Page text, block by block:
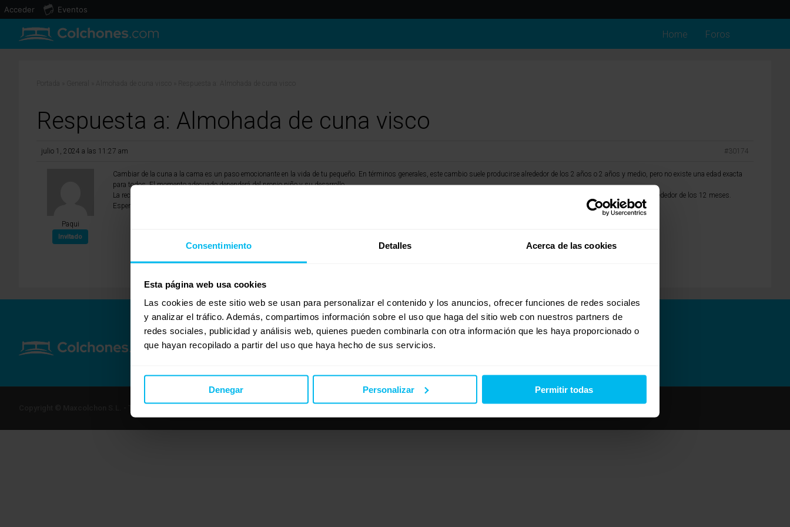
Consentimiento Detalles Acerca de las cookies
Esta página web usa cookies
Las cookies de este sitio web se usan para personalizar el contenido y los anuncios, ofrecer funciones de redes sociales
y analizar el tráfico. Además, compartimos información sobre el uso que haga del sitio web con nuestros partners de
redes sociales, publicidad y análisis web, quienes pueden combinarla con otra información que les haya proporcionado o
que hayan recopilado a partir del uso que haya hecho de sus servicios.
Denegar Personalizar Permitir todas
Home Foros
Respuesta a: Almohada de cuna visco
julio 1, 2024 a las 11:27 am #30174
Paqui
Invitado
Cambiar de la cuna a la cama es un paso emocionante en la vida de tu pequeño. En términos generales, este cambio suele producirse alrededor de los 2 años o 2 años y medio, pero no existe una edad exacta
para todos. El momento adecuado dependerá del propio niño y su desarrollo.
La recomendación general es que los bebés no usen almohada hasta que sean capaces de moverse y cambiar de posición por sí mismos durante el sueño, lo cual suele ocurrir alrededor de los 12 meses.
Espero haber sido de ayuda.
Acceder Eventos